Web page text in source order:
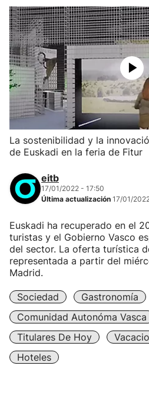
La sostenibilidad y la
de Euskadi en la feria de Fitur
eitb
17/01/2022 - 17:50
Última actualización 17/01/
Euskadi ha recuperado en el
turistas y el Gobierno Vasco
del sector. La oferta turística
representada a partir del
Madrid.
Sociedad Gastronomía
Comunidad Autonóma Vasca
Titulares De Hoy
Hoteles